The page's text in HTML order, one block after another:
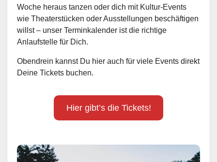
Woche heraus tanzen oder dich mit Kultur-Events
wie Theaterstücken oder Ausstellungen beschäftigen
willst – unser Terminkalender ist die richtige
Anlaufstelle für Dich.
Obendrein kannst Du hier auch für viele Events direkt
Deine Tickets buchen.
Hier gibt’s die Tickets!